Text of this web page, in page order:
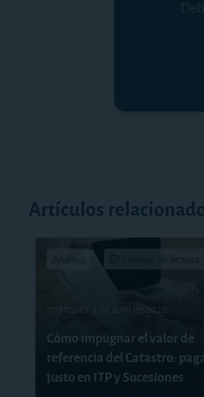
Artículos
miércoles, 1 de abril de 2026
Cómo impugnar el valor de
referencia del Catastro:
justo en ITP y Sucesiones